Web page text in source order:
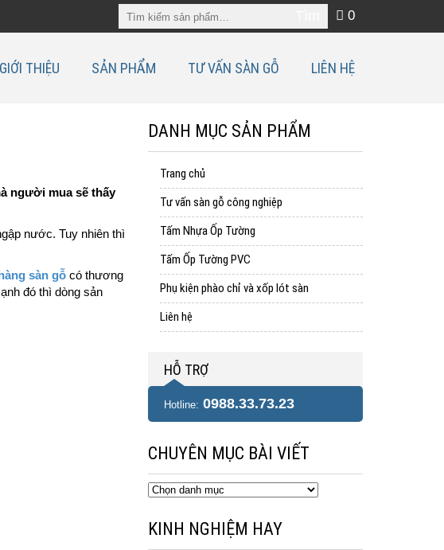
0
GIỚI THIỆU SẢN PHẨM TƯ VẤN SÀN GỖ LIÊN HỆ
người mua sẽ thấy
nước. Tuy nhiên thì
sàn gỗ có thương
đó thì dòng sản
DANH MỤC SẢN PHẨM
Trang chủ
Tư vấn sàn gỗ công nghiệp
Tấm Nhựa Ốp Tường
Tấm Ốp Tường PVC
Phụ kiện phào chỉ và xốp lót sàn
Liên hệ
HỖ TRỢ
Hotline: 0988.33.73.23
CHUYÊN MỤC BÀI VIẾT
Chuyên
viết
KINH NGHIỆM HAY